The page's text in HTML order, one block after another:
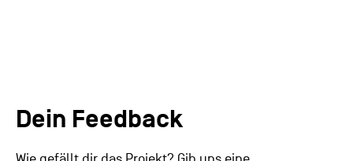
Dein Feedback